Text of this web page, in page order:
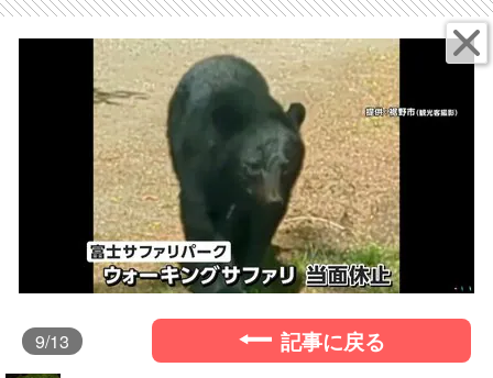
9/13 記事に戻る